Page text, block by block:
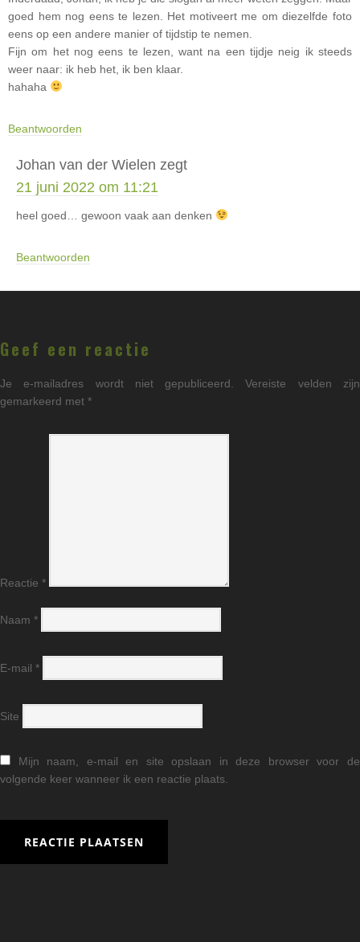
goed hem nog eens te lezen. Het motiveert me om diezelfde foto
eens op een andere manier of tijdstip te nemen.
Fijn om het nog eens te lezen, want na een tijdje neig ik steeds
weer naar: ik heb het, ik ben klaar.
hahaha
Beantwoorden
Johan van der Wielen zegt
21 juni 2022 om 11:21
heel goed… gewoon vaak aan denken
Beantwoorden
Geef een reactie
Je e-mailadres wordt niet gepubliceerd.
Vereiste velden zijn
gemarkeerd met *
Reactie *
Naam *
E-mail *
Site
Mijn naam, e-mail en site opslaan in deze browser voor de
volgende keer wanneer ik een reactie plaats.